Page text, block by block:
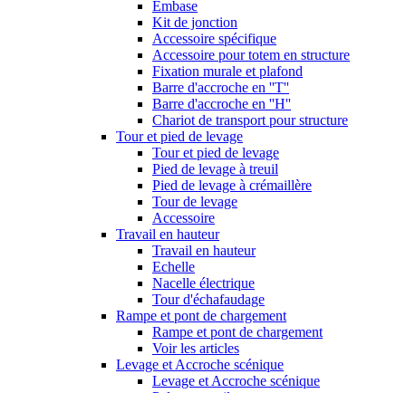
Embase
Kit de jonction
Accessoire spécifique
Accessoire pour totem en structure
Fixation murale et plafond
Barre d'accroche en ''T''
Barre d'accroche en ''H''
Chariot de transport pour structure
Tour et pied de levage
Tour et pied de levage
Pied de levage à treuil
Pied de levage à crémaillère
Tour de levage
Accessoire
Travail en hauteur
Travail en hauteur
Echelle
Nacelle électrique
Tour d'échafaudage
Rampe et pont de chargement
Rampe et pont de chargement
Voir les articles
Levage et Accroche scénique
Levage et Accroche scénique